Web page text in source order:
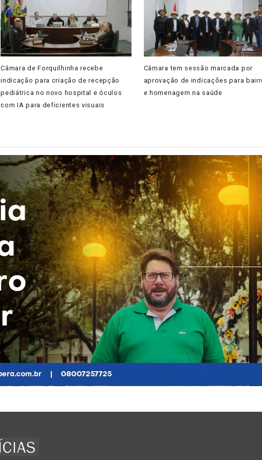
Câmara de Forquilhinha recebe
indicação para criação de recepção
pediátrica no novo hospital e óculos
com IA para deficientes visuais
Câmara tem sessão marcada por
aprovação de indicações para
e homenagem na saúde